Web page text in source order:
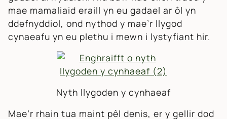
mae mamaliaid eraill yn eu gadael ar ôl yn
ddefnyddiol, ond nythod y mae’r llygod
cynaeafu yn eu plethu i mewn i lystyfiant hir.
Nyth llygoden y cynhaeaf
Mae’r rhain tua maint pêl denis, er y gellir dod